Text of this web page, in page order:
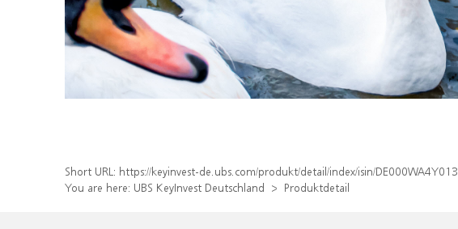
Short URL: https://keyinvest-de.ubs.com/produkt/detail/index/isin/DE000WA4Y013
You are here: UBS KeyInvest Deutschland Produktdetail